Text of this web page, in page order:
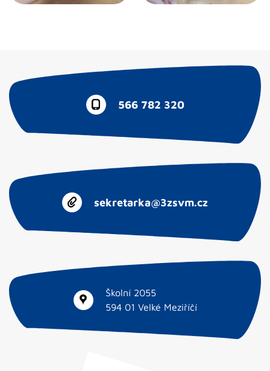
566 782 320
sekretarka@3zsvm.cz
Školní 2055
594 01 Velké Meziříčí